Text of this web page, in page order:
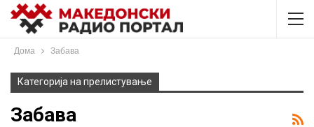
Дома Забава
Категорија на прелистување
Забава